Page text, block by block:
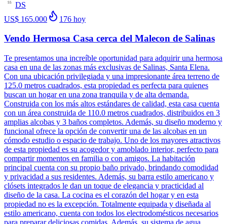
55
DS
US$ 165.000
176 hoy
Vendo Hermosa Casa cerca del Malecon de Salinas
Te presentamos una increíble oportunidad para adquirir una hermosa
casa en una de las zonas más exclusivas de Salinas, Santa Elena.
Con una ubicación privilegiada y una impresionante área terreno de
125.0 metros cuadrados, esta propiedad es perfecta para quienes
buscan un hogar en una zona tranquila y de alta demanda.
Construida con los más altos estándares de calidad, esta casa cuenta
con un área construida de 110.0 metros cuadrados, distribuidos en 3
amplias alcobas y 3 baños completos. Además, su diseño moderno y
funcional ofrece la opción de convertir una de las alcobas en un
cómodo estudio o espacio de trabajo. Uno de los mayores atractivos
de esta propiedad es su acogedor y amoblado interior, perfecto para
compartir momentos en familia o con amigos. La habitación
principal cuenta con su propio baño privado, brindando comodidad
y privacidad a sus residentes. Además, su barra estilo americano y
clósets integrados le dan un toque de elegancia y practicidad al
diseño de la casa. La cocina es el corazón del hogar y en esta
propiedad no es la excepción. Totalmente equipada y diseñada al
estilo americano, cuenta con todos los electrodomésticos necesarios
para preparar deliciosas comidas. Además, su sistema de agua